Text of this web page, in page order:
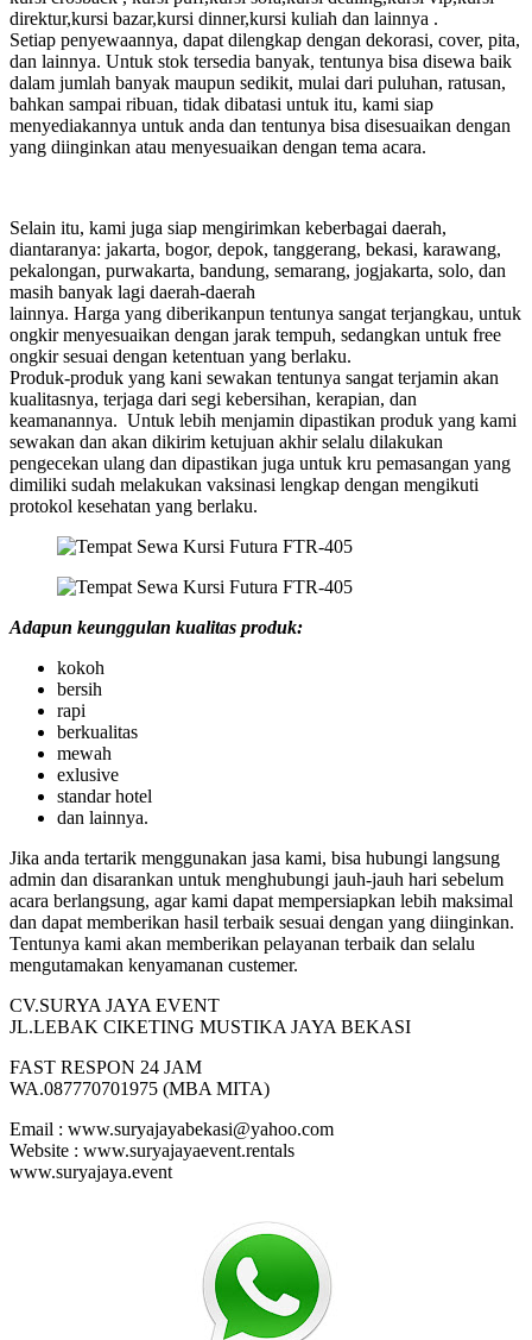
direktur,kursi bazar,kursi dinner,kursi kuliah dan lainnya .
Setiap penyewaannya, dapat dilengkap dengan dekorasi, cover, pita,
dan lainnya. Untuk stok tersedia banyak, tentunya bisa disewa baik
dalam jumlah banyak maupun sedikit, mulai dari puluhan, ratusan,
bahkan sampai ribuan, tidak dibatasi untuk itu, kami siap
menyediakannya untuk anda dan tentunya bisa disesuaikan dengan
yang diinginkan atau menyesuaikan dengan tema acara.
Selain itu, kami juga siap mengirimkan keberbagai daerah,
diantaranya: jakarta, bogor, depok, tanggerang, bekasi, karawang,
pekalongan, purwakarta, bandung, semarang, jogjakarta, solo, dan
masih banyak lagi daerah-daerah
lainnya. Harga yang diberikanpun tentunya sangat terjangkau, untuk
ongkir menyesuaikan dengan jarak tempuh, sedangkan untuk free
ongkir sesuai dengan ketentuan yang berlaku.
Produk-produk yang kani sewakan tentunya sangat terjamin akan
kualitasnya, terjaga dari segi kebersihan, kerapian, dan
keamanannya. Untuk lebih menjamin dipastikan produk yang kami
sewakan dan akan dikirim ketujuan akhir selalu dilakukan
pengecekan ulang dan dipastikan juga untuk kru pemasangan yang
dimiliki sudah melakukan vaksinasi lengkap dengan mengikuti
protokol kesehatan yang berlaku.
Adapun keunggulan kualitas produk:
kokoh
bersih
rapi
berkualitas
mewah
exlusive
standar hotel
dan lainnya.
Jika anda tertarik menggunakan jasa kami, bisa hubungi langsung
admin dan disarankan untuk menghubungi jauh-jauh hari sebelum
acara berlangsung, agar kami dapat mempersiapkan lebih maksimal
dan dapat memberikan hasil terbaik sesuai dengan yang diinginkan.
Tentunya kami akan memberikan pelayanan terbaik dan selalu
mengutamakan kenyamanan custemer.
CV.SURYA JAYA EVENT
JL.LEBAK CIKETING MUSTIKA JAYA BEKASI
FAST RESPON 24 JAM
WA.087770701975 (MBA MITA)
Email : www.suryajayabekasi@yahoo.com
Website : www.suryajayaevent.rentals
www.suryajaya.event